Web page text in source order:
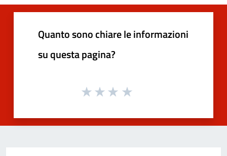
Quanto sono chiare le informazioni
su questa pagina?